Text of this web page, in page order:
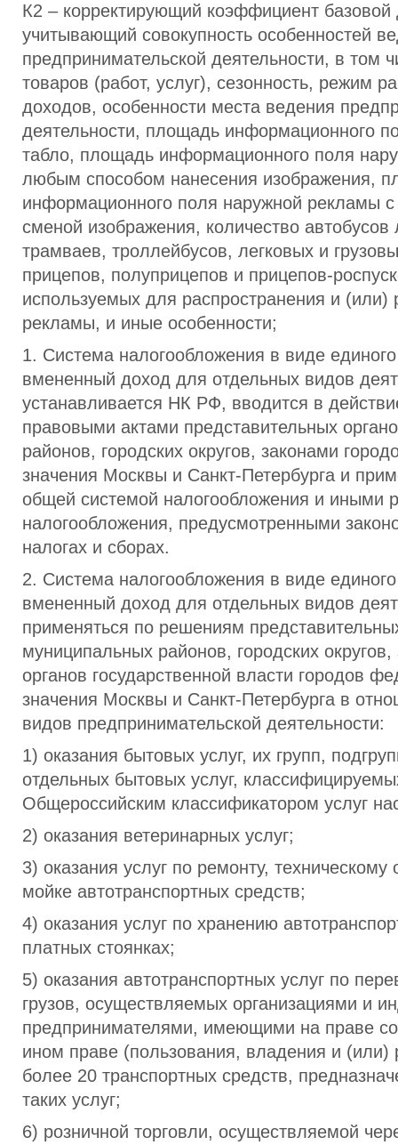
К2 – корректирующий коэффициент базовой
учитывающий совокупность особенностей
предпринимательской деятельности, в том
товаров (работ, услуг), сезонность, режим
доходов, особенности места ведения
деятельности, площадь информационного
табло, площадь информационного поля
любым способом нанесения изображения,
информационного поля наружной рекламы с
сменой изображения, количество
трамваев, троллейбусов, легковых и
прицепов, полуприцепов и прицепов-
используемых для распространения и
рекламы, и иные особенности;
1. Система налогообложения в виде
вмененный доход для отдельных видов
устанавливается НК РФ, вводится в
правовыми актами представительных
районов, городских округов, законами
значения Москвы и Санкт-Петербурга и
общей системой налогообложения и иными
налогообложения, предусмотренными
налогах и сборах.
2. Система налогообложения в виде
вмененный доход для отдельных видов
применяться по решениям
муниципальных районов, городских
органов государственной власти городов
значения Москвы и Санкт-Петербурга в
видов предпринимательской деятельности:
1) оказания бытовых услуг, их групп,
отдельных бытовых услуг,
Общероссийским классификатором услуг
2) оказания ветеринарных услуг;
3) оказания услуг по ремонту,
мойке автотранспортных средств;
4) оказания услуг по хранению
платных стоянках;
5) оказания автотранспортных услуг по
грузов, осуществляемых организациями и
предпринимателями, имеющими на праве
ином праве (пользования, владения и (или)
более 20 транспортных средств,
таких услуг;
6) розничной торговли, осуществляемой